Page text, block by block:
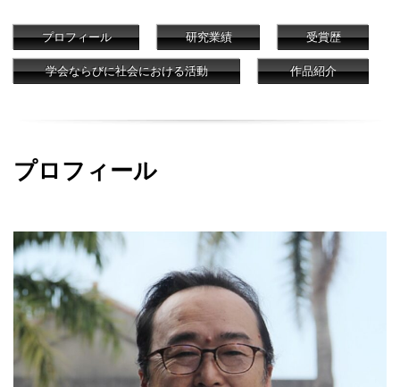
プロフィール 研究業績 受賞歴
学会ならびに社会における活動 作品紹介
プロフィール